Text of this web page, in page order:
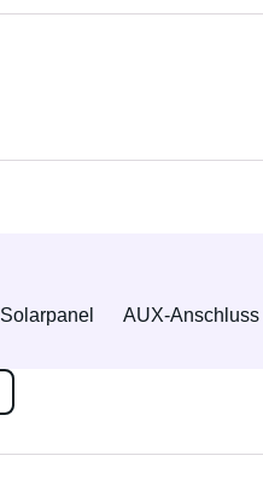
Solarpanel AUX-Anschluss